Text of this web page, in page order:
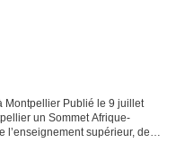
le 9 juillet
un Sommet Afrique-
l’enseignement supérieur, de la